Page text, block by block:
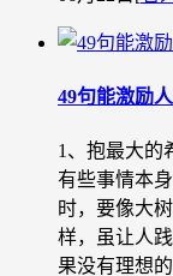
49句能激励
1、抱最大的
有些事情本
时，要像大
样，虽让人
果没有理想